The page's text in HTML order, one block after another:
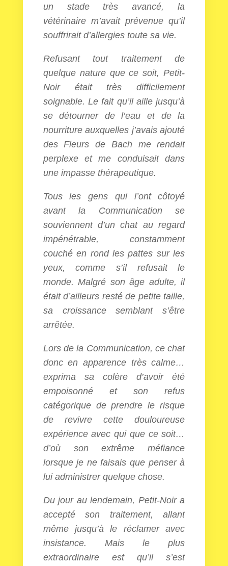
un stade très avancé, la
vétérinaire m’avait prévenue qu’il
souffrirait d’allergies toute sa vie.
Refusant tout traitement de
quelque nature que ce soit, Petit-
Noir était très difficilement
soignable. Le fait qu’il aille jusqu’à
se détourner de l’eau et de la
nourriture auxquelles j’avais ajouté
des Fleurs de Bach me rendait
perplexe et me conduisait dans
une impasse thérapeutique.
Tous les gens qui l’ont côtoyé
avant la Communication se
souviennent d’un chat au regard
impénétrable, constamment
couché en rond les pattes sur les
yeux, comme s’il refusait le
monde. Malgré son âge adulte, il
était d’ailleurs resté de petite taille,
sa croissance semblant s’être
arrêtée.
Lors de la Communication, ce chat
donc en apparence très calme…
exprima sa colère d’avoir été
empoisonné et son refus
catégorique de prendre le risque
de revivre cette douloureuse
expérience avec qui que ce soit…
d’où son extrême méfiance
lorsque je ne faisais que penser à
lui administrer quelque chose.
Du jour au lendemain, Petit-Noir a
accepté son traitement, allant
même jusqu’à le réclamer avec
insistance. Mais le plus
extraordinaire est qu’il s’est